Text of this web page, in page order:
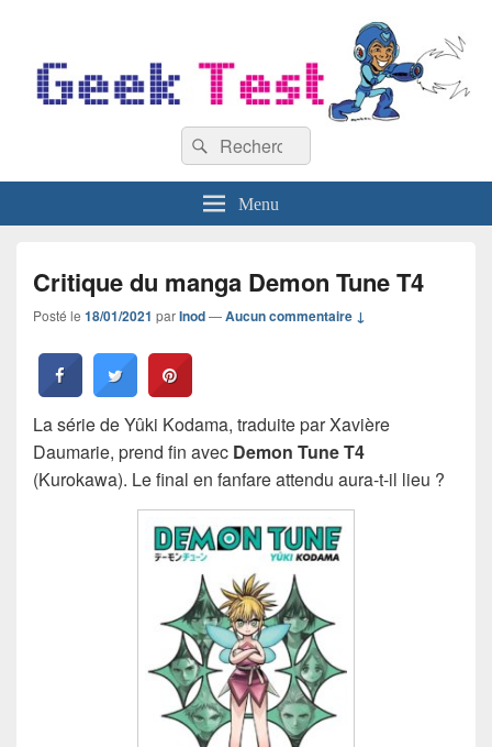
Recherche :
Rechercher
Menu
Critique du manga Demon Tune T4
Posté le 18/01/2021 parInod—Aucun commentaire ↓
La série de Yûki Kodama, traduite par Xavière
Daumarie, prend fin avec Demon Tune T4
(Kurokawa). Le final en fanfare attendu aura-t-il lieu ?